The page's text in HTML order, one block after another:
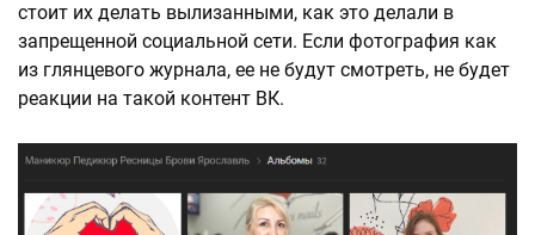
стоит их делать вылизанными, как это делали в
запрещенной социальной сети. Если фотография как
из глянцевого журнала, ее не будут смотреть, не будет
реакции на такой контент ВК.